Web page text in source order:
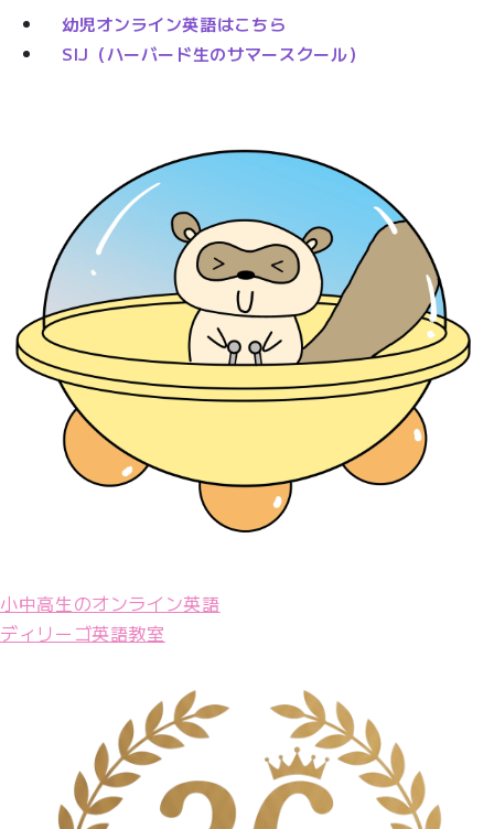
幼児オンライン英語はこちら
SIJ（ハーバード生のサマースクール）
小中高生のオンライン英語
ディリーゴ英語教室